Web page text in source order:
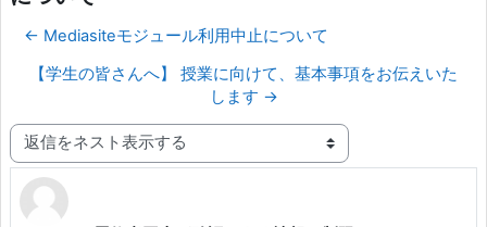
← Mediasiteモジュール利用中止について
【学生の皆さんへ】 授業に向けて、基本事項をお伝えいた
します →
表示モード